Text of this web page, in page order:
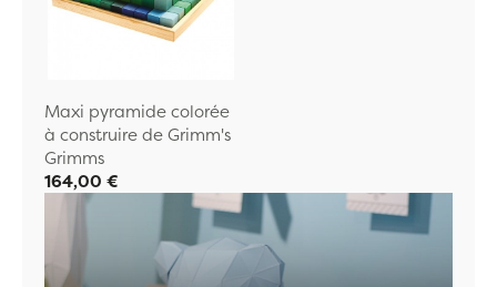
Maxi pyramide colorée
à construire de Grimm's
Grimms
164,00 €